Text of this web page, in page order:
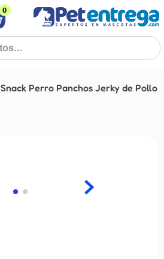
0
Snack Perro Panchos Jerky de Pollo